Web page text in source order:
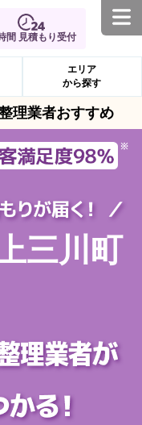
間 見積もり受付
エリア
から探す
理業者おすすめ
三川町